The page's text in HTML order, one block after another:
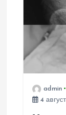
о
admin
4